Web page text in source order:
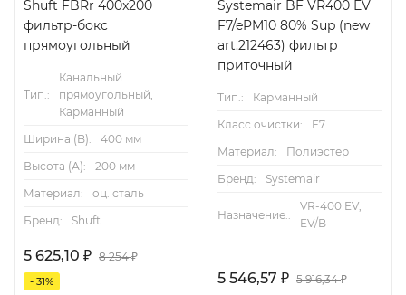
Shuft FBRr 400x200
фильтр-бокс
прямоугольный
Тип.:
Канальный
прямоугольный,
Карманный
Ширина (B):
400 мм
Высота (А):
200 мм
Материал:
оц. сталь
Бренд:
Shuft
5 625,10 ₽ 8 254₽
- 31%
Systemair BF VR400 EV
F7/ePM10 80% Sup (new
art.212463) фильтр
приточный
Тип.:
Карманный
Класс очистки:
F7
Материал:
Полиэстер
Бренд:
Systemair
Назначение.:
VR-400 EV,
EV/B
5 546,57 ₽ 5 916,34₽